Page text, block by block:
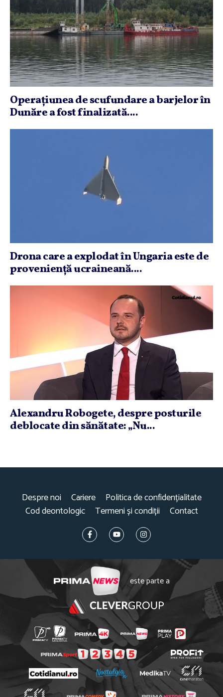
Operaţiunea de scufundare a barjelor în
Dunăre a fost finalizată....
Drona care a explodat în Ungaria este de
provenienţă ucraineană....
Alexandru Robogete, despre posturile
deblocate din sănătate: „Nu...
Despre noi Cariere
Politica de confidențialitate
Cod deontologic
Termeni și condiții Contact
este parte a